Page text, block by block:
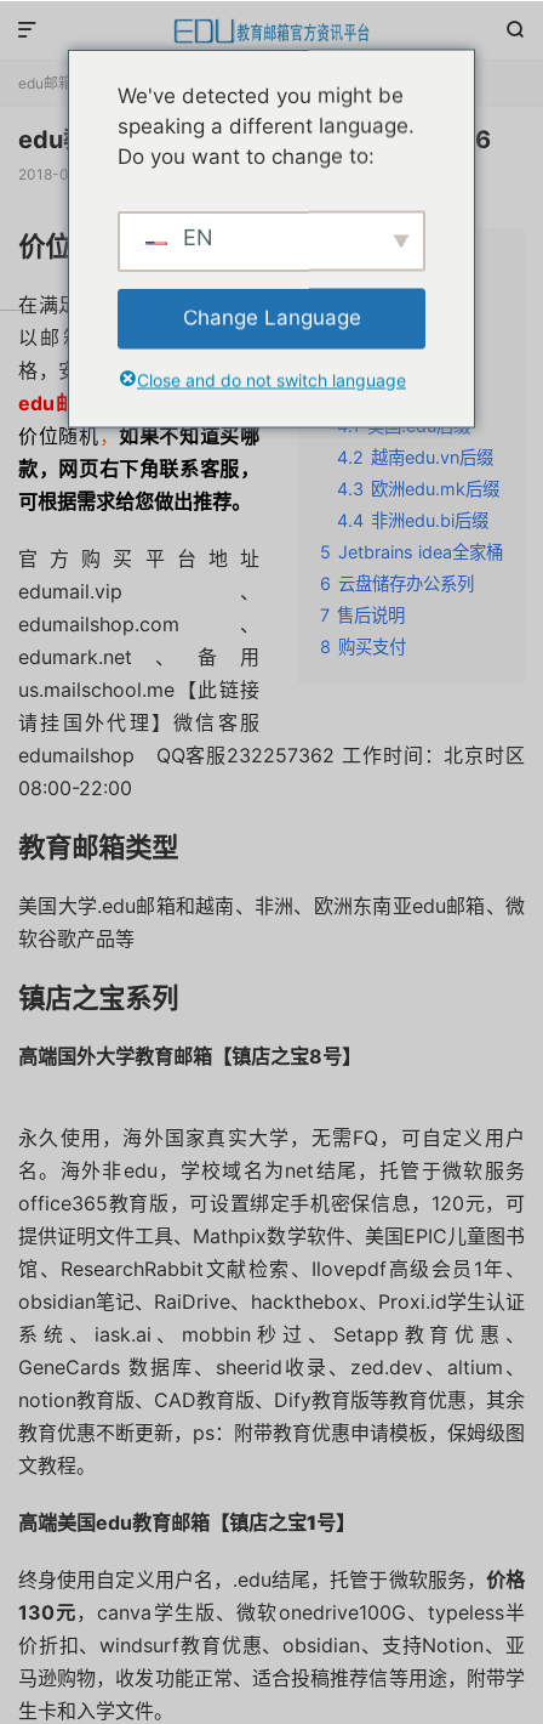


edu邮箱资讯 正文
edu教育网邮箱代注册代申请购买价格2026
2018-05-21 232569 赞(56
2 教育邮箱类型
4 邮箱价位区分
4.1 美国.edu后缀
4.2 越南edu.vn后缀
4.3 欧洲edu.mk后缀
4.4 非洲edu.bi后缀
5 Jetbrains idea全家桶
6 云盘储存办公系列
7 售后说明
8 购买支付
价位制定原则
在满足买家用途的基础上，
以 邮箱
的安全功能制定价
格，安全和稳定是首位的，
edu邮箱永久售后，
价位随机，如果不知道买哪
款，网页右下角联系客服，
可根据需求给您做出推荐。
官方购买平台地址
edumail.vip、
edumailshop.com、
edumark.net、备用
us.mailschool.me【此链接
请挂国外代理】微信客服
edumailshop QQ客服232257362 工作时间：北京时区
08:00-22:00
教育邮箱类型
美国大学.edu邮箱和越南、非洲、欧洲东南亚edu邮箱、微
软谷歌产品等
镇店之宝系列
高端国外大学教育邮箱【镇店之宝8号】
永久使用，海外国家真实大学，无需FQ，可自定义用户
名。海外非edu，学校域名为net结尾，托管于微软服务
office365教育版，可设置绑定手机密保信息，120元，可
提供证明文件工具、Mathpix数学软件、美国EPIC儿童图书
馆、ResearchRabbit文献检索、Ilovepdf高级会员1年、
obsidian笔记、RaiDrive、hackthebox、Proxi.id学生认证
系统、iask.ai、mobbin秒过、Setapp教育优惠、
GeneCards 数据库、sheerid收录、zed.dev、altium、
notion教育版、CAD教育版、Dify教育版等教育优惠，其余
教育优惠不断更新，ps：附带教育优惠申请模板，保姆级图
文教程。
高端美国edu教育邮箱 【镇店之宝1号】
终身使用自定义用户名，.edu结尾，托管于微软服务， 价格
130元 ，canva学生版、微软onedrive100G、typeless半
价折扣、windsurf教育优惠、obsidian、支持Notion、亚
马逊购物，收发功能正常、适合投稿推荐信等用途，附带学
生卡和入学文件。
We've detected you might be
speaking a different language.
Do you want to change to:
EN
Change Language
Close and do not switch language